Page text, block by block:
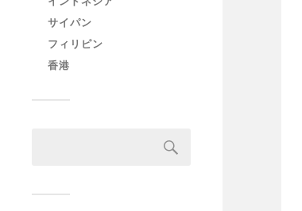
サイパン
フィリピン
香港